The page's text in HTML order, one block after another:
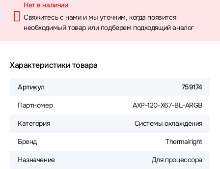
Нет в наличии
Свяжитесь с нами и мы уточним, когда появится
необходимый товар или подберем подходящий аналог
Характеристики товара
Артикул 759174
Партномер AXP-120-X67-BL-ARGB
Категория Системы охлаждения
Бренд Thermalright
Назначение Для процессора